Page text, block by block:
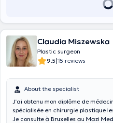
Claudia Miszewska
Plastic surgeon
9.5|15 reviews
About the specialist
J’ai obtenu mon diplôme de
spécialisée en chirurgie plastique
Je consulte à Bruxelles au Mazi